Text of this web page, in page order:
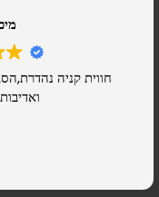
חווית קניה